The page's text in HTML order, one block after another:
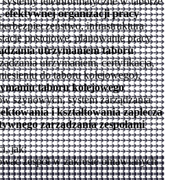
efektywnej organizacji pracy
infrastruktura
postojowe, planowanie pracy
utrzymaniem taboru
utrzymaniem, certyfikacja,
do taboru kolejowego),
taboru kolejowego
szynowych, system zarządzania
i kształtowania zaplecza
zarządzania zespołami
jak:
zespół w zakresie omawianych